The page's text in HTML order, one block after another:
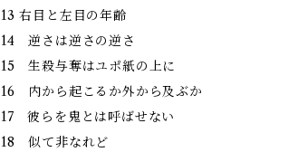
13 右目と左目の年齢
14 逆さは逆さの逆さ
15 生殺与奪はユポ紙の上に
16 内から起こるか外から及ぶか
17 彼らを鬼とは呼ばせない
18 似て非なれど